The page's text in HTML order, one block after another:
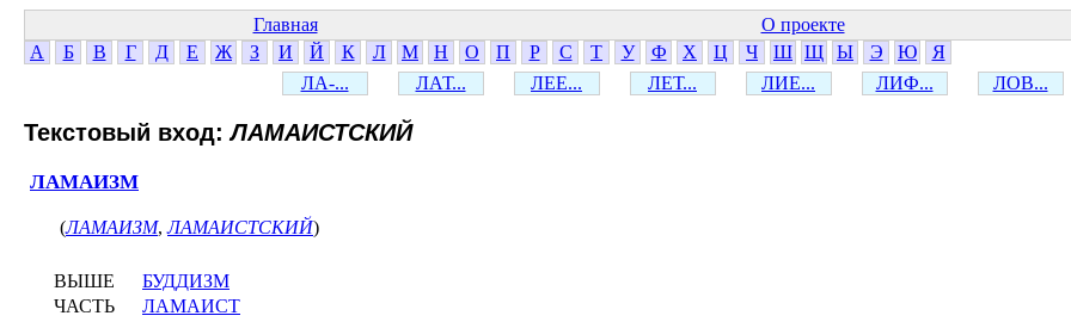
Главная О проекте
А
Б В Г Д Е Ж З И Й К Л М Н О П Р С Т У Ф Х Ц Ч Ш Щ Ы Э Ю
Я
ЛА-...
ЛАТ... ЛЕЕ... ЛЕТ... ЛИЕ... ЛИФ... ЛОВ...
Текстовый вход:ЛАМАИСТСКИЙ
ЛАМАИЗМ
(ЛАМАИЗМ,ЛАМАИСТСКИЙ)
ВЫШЕ
БУДДИЗМ
ЧАСТЬ
ЛАМАИСТ